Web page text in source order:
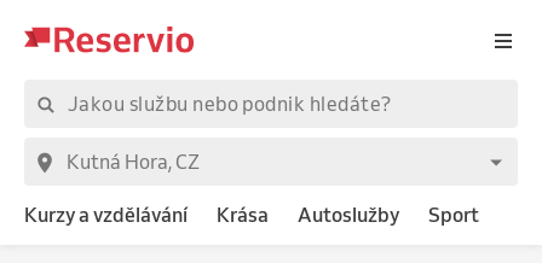
Kurzy a vzdělávání Krása Autoslužby Sport